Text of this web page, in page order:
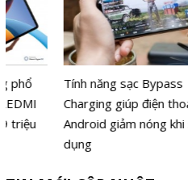
Tính năng sạc Bypass
Charging giúp điện thoại
Android giảm nóng khi sử